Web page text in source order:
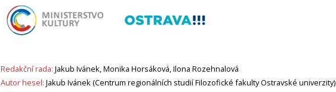
Redakční rada: Jakub Ivánek, Monika Horsáková, Ilona Rozehnalová
Autor hesel: Jakub Ivánek (Centrum regionálních studií Filozofické fakulty Ostravské univerzity)